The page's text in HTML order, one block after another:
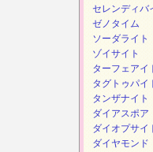
セレンディバ
ゼノタイム
ソーダライト
ゾイサイト
ターフェアイ
タグトゥパイ
タンザナイト
ダイアスポア
ダイオプサイ
ダイヤモンド